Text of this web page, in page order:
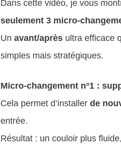
Dans cette vidéo, je vous
seulement 3 micro-
Un avant/après ultra efficace
simples mais stratégiques.
Micro-changement n°1 :
Cela permet d’installer de
entrée.
Résultat : un couloir plus